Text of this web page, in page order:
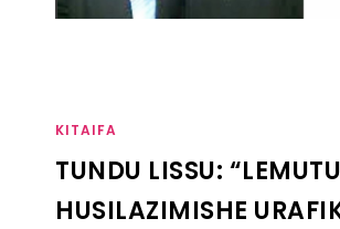
KITAIFA
TUNDU LISSU:
HUSILAZIMISHE